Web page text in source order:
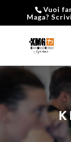
Vuoi
Maga?